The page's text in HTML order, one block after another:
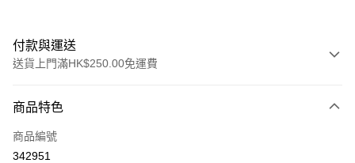
付款與運送
送貨上門滿HK$250.00免運費
信用卡
Apple Pay
商品特色
商品編號
342951